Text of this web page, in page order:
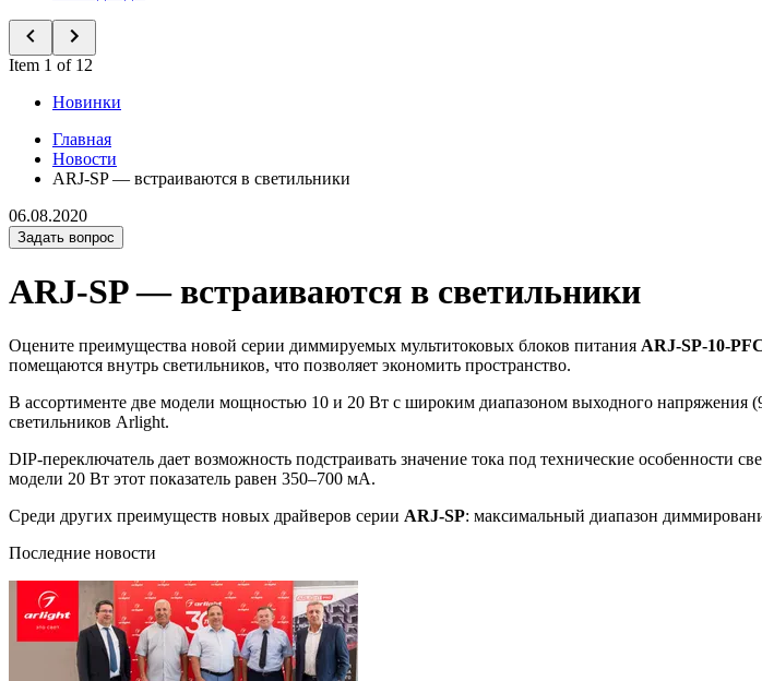
Item 1 of 12
Новинки
Главная
Новости
ARJ-SP — встраиваются в светильники
06.08.2020
Задать вопрос
ARJ-SP — встраиваются в светильники
Оцените преимущества новой серии диммируемых мультитоковых блоков питания ARJ-SP-10-
помещаются внутрь светильников, что позволяет экономить пространство.
В ассортименте две модели мощностью 10 и 20 Вт с широким диапазоном выходного напряжения
светильников Arlight.
DIP-переключатель дает возможность подстраивать значение тока под технические
модели 20 Вт этот показатель равен 350–700 мА.
Среди других преимуществ новых драйверов серии ARJ-SP: максимальный диапазон
Последние новости